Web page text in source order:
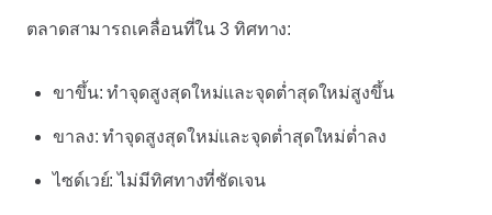
ตลาดสามารถเคลื่อนที่ใน 3 ทิศทาง:
ขาขึ้น: ทำจุดสูงสุดใหม่และจุดต่ำสุดใหม่สูงขึ้น
ขาลง: ทำจุดสูงสุดใหม่และจุดต่ำสุดใหม่ต่ำลง
ไซด์เวย์: ไม่มีทิศทางที่ชัดเจน